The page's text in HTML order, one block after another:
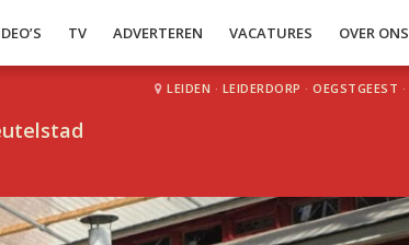
TV ADVERTEREN VACATURES OVER ONS
LEIDEN · LEIDERDORP · OEGSTGEEST ·